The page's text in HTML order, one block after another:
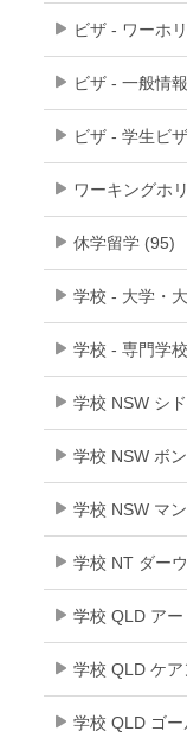
ビザ - ワーホ
ビザ - 一般情
ビザ - 学生ビ
ワーキングホ
休学留学 (95)
学校 - 大学・
学校 - 専門学
学校 NSW シ
学校 NSW ボ
学校 NSW マ
学校 NT ダー
学校 QLD ア
学校 QLD ケ
学校 QLD ゴ